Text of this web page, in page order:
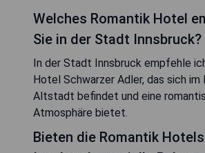
Welches Romantik Hotel
Sie in der Stadt Innsbruck?
In der Stadt Innsbruck empfehle
Hotel Schwarzer Adler, das sich im
Altstadt befindet und eine
Atmosphäre bietet.
Bieten die Romantik